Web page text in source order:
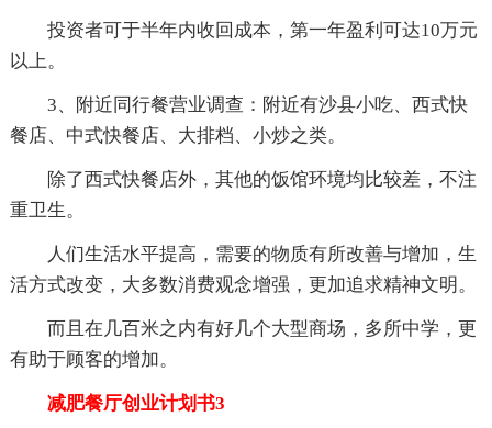
投资者可于半年内收回成本，第一年盈利可达10万元
以上。
3、附近同行餐营业调查：附近有沙县小吃、西式快
餐店、中式快餐店、大排档、小炒之类。
除了西式快餐店外，其他的饭馆环境均比较差，不注
重卫生。
人们生活水平提高，需要的物质有所改善与增加，生
活方式改变，大多数消费观念增强，更加追求精神文明。
而且在几百米之内有好几个大型商场，多所中学，更
有助于顾客的增加。
减肥餐厅创业计划书3